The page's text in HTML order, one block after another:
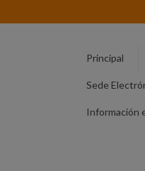
Principal
Sede
Información